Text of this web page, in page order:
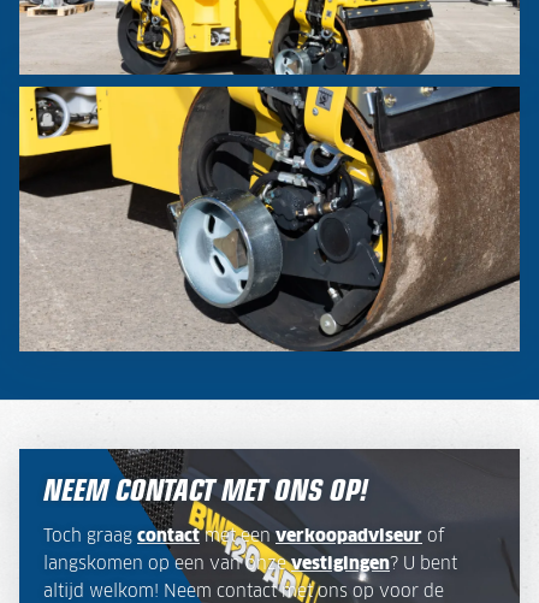
NEEM CONTACT MET ONS OP!
Toch graag contactmet eenverkoopadviseur of
langskomen op een van onzevestigingen? U bent
altijd welkom! Neem contact met ons op voor de